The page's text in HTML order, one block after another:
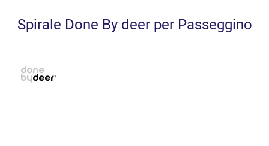
Spirale Done By deer per Passeggino